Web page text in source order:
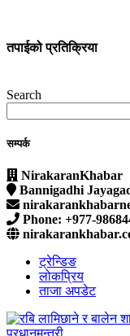
तपाईको प्रतिक्रिया
Search
सम्पर्क
NirakaranKhabar
Bannigadhi
Phone: +977-
ट्रेन्डिङ
लोकप्रिय
ताजा अपडेट